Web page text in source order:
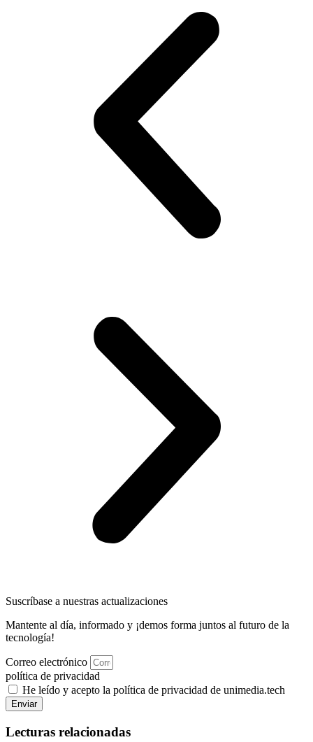
Suscríbase a nuestras actualizaciones
Mantente al día, informado y ¡demos forma juntos al futuro de la
tecnología!
Correo electrónico
política de privacidad
He leído y acepto la política de privacidad de unimedia.tech
Enviar
Lecturas relacionadas